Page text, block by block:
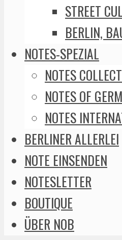
STREET
BERLIN,
NOTES-SPEZIAL
NOTES
NOTES OF
NOTES
BERLINER ALLERLEI
NOTE EINSENDEN
NOTESLETTER
BOUTIQUE
ÜBER NOB